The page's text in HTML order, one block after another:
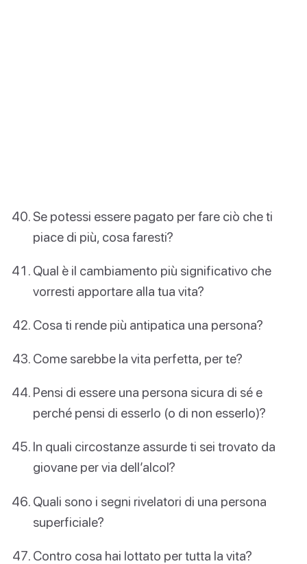
Se potessi essere pagato per fare ciò che ti
piace di più, cosa faresti?
Qual è il cambiamento più significativo che
vorresti apportare alla tua vita?
Cosa ti rende più antipatica una persona?
Come sarebbe la vita perfetta, per te?
Pensi di essere una persona sicura di sé e
perché pensi di esserlo (o di non esserlo)?
In quali circostanze assurde ti sei trovato da
giovane per via dell’alcol?
Quali sono i segni rivelatori di una persona
superficiale?
Contro cosa hai lottato per tutta la vita?